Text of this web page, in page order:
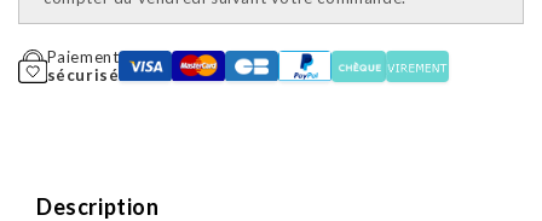
Paiement
sécurisé
Description